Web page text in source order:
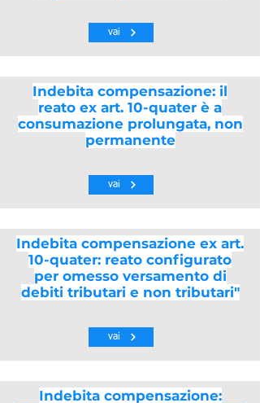
vai
Indebita compensazione: il
reato ex art. 10-quater è a
consumazione prolungata, non
permanente
vai
Indebita compensazione ex art.
10-quater: reato configurato
per omesso versamento di
debiti tributari e non tributari"
vai
Indebita compensazione: